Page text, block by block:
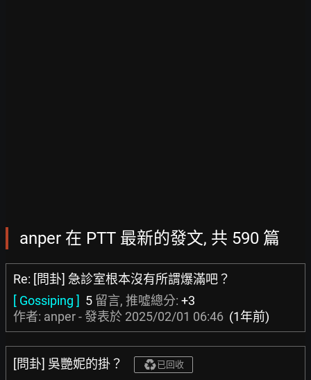
anper 在 PTT 最新的發文, 共 590 篇
Re: [問卦] 急診室根本沒有所謂爆滿吧？
[ Gossiping ] 5 留言, 推噓總分: +3
作者: anper - 發表於 2025/02/01 06:46 (1年前)
[問卦] 吳艷妮的掛？ 已回收